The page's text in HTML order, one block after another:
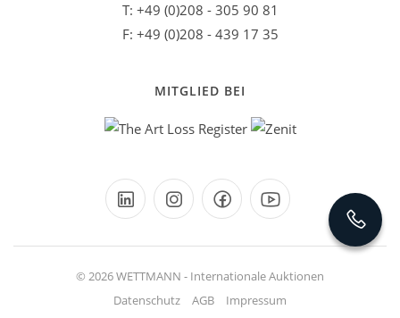
T: +49 (0)208 - 305 90 81
F: +49 (0)208 - 439 17 35
MITGLIED BEI
© 2026 WETTMANN - Internationale Auktionen
Datenschutz
AGB Impressum